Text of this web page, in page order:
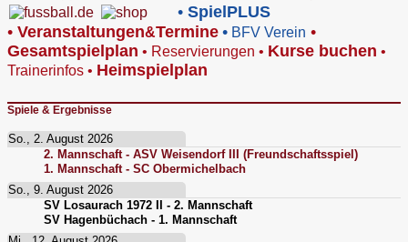
• SpielPLUS
• Veranstaltungen&Termine • BFV Verein •
Gesamtspielplan • Reservierungen • Kurse buchen •
Trainerinfos • Heimspielplan
Spiele & Ergebnisse
So., 2. August 2026
2. Mannschaft - ASV Weisendorf III (Freundschaftsspiel)
1. Mannschaft - SC Obermichelbach
So., 9. August 2026
SV Losaurach 1972 II - 2. Mannschaft
SV Hagenbüchach - 1. Mannschaft